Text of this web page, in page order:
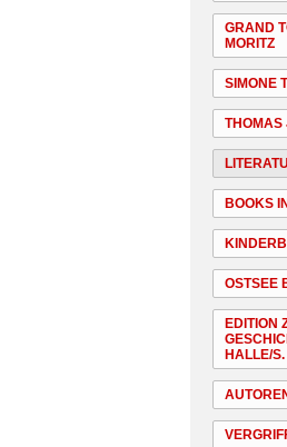
GRAND
MORITZ
SIMONE
THOMAS
BOOKS
OSTSEE
EDITION
HALLE/S.